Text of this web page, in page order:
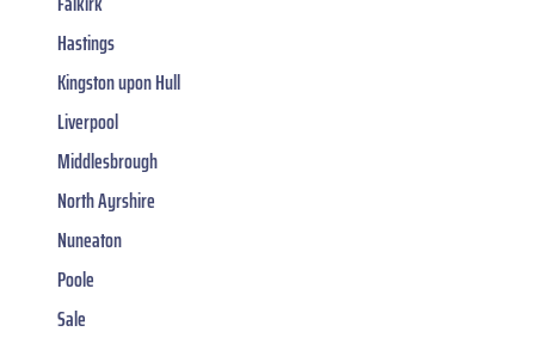
Hastings
Kingston upon Hull
Liverpool
Middlesbrough
North Ayrshire
Nuneaton
Poole
Sale